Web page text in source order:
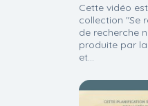
Cette vidéo
collection "Se
de recherche
produite par
et...